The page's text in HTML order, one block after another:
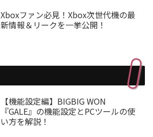
Xboxファン必見！Xbox次世代機の最
新情報＆リークを一挙公開！
【機能設定編】BIGBIG WON
『GALE』の機能設定とPCツールの使
い方を解説！